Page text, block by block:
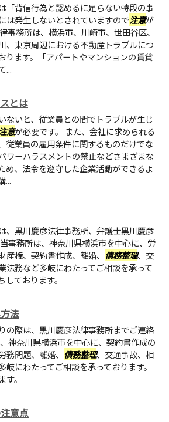
「背信行為と認めるに足らない特段の事
は発生しないとされていますので注意が
事務所は、横浜市、川崎市、世田谷区、
、東京周辺における不動産トラブルにつ
ります。「アパートやマンションの賃貸
...
とは
ないと、従業員との間でトラブルが生じ
注意が必要です。 また、会社に求められる
従業員の雇用条件に関するものだけでな
ワーハラスメントの禁止などさまざまな
め、法令を遵守した企業活動ができるよ
...
、黒川慶彦法律事務所、弁護士黒川慶彦
事務所は、神奈川県横浜市を中心に、労
権、契約書作成、離婚、 債務整理、交
法務など多岐にわたってご相談を承って
ております。
法
の際は、黒川慶彦法律事務所までご連絡
神奈川県横浜市を中心に、契約書作成の
問題、離婚、 債務整理、交通事故、相
にわたってご相談を承っております。
。
意点